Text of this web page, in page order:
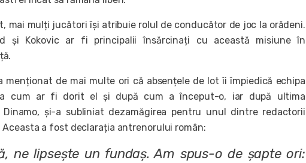
mai mulți jucători își atribuie rolul de conducător de joc la orădeni.
și Kokovic ar fi principalii însărcinați cu această misiune în
menționat de mai multe ori că absențele de lot îi împiedică echipa
cum ar fi dorit el și după cum a început-o, iar după ultima
și-a subliniat dezamăgirea pentru unul dintre redactorii
a fost declarația antrenorului român:
ne lipsește un fundaș. Am spus-o de șapte ori: